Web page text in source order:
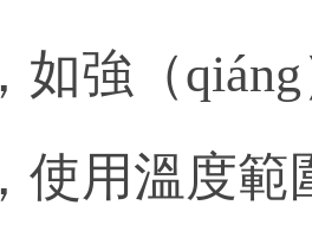
如強（
使用溫度範